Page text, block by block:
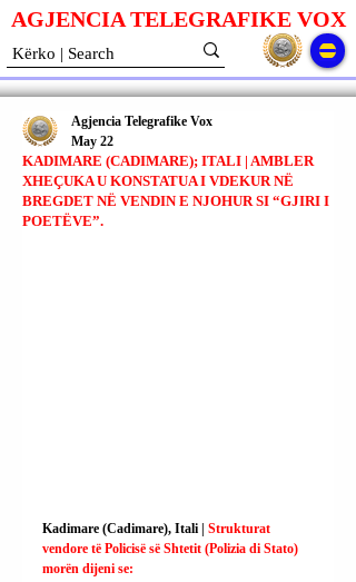
AGJENCIA TELEGRAFIKE VOX
KADIMARE (CADIMARE); ITALI | AMBLER
XHEÇUKA U KONSTATUA I VDEKUR NË
BREGDET NË VENDIN E NJOHUR SI “GJIRI I
POETËVE”.
Agjencia Telegrafike Vox
May 22
Kadimare (Cadimare), Itali | Strukturat
vendore të Policisë së Shtetit (Polizia di Stato)
morën dijeni se: